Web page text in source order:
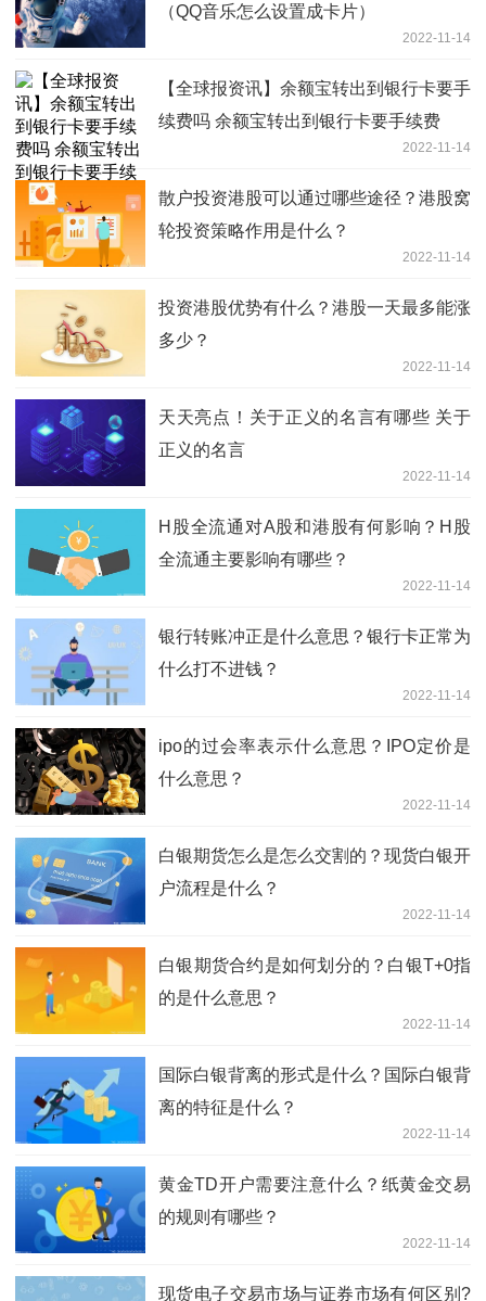
（QQ音乐怎么设置成卡片）
2022-11-14
【全球报资讯】余额宝转出到银行卡要手
续费吗 余额宝转出到银行卡要手续费
2022-11-14
散户投资港股可以通过哪些途径？港股窝
轮投资策略作用是什么？
2022-11-14
投资港股优势有什么？港股一天最多能涨
多少？
2022-11-14
天天亮点！关于正义的名言有哪些 关于
正义的名言
2022-11-14
H股全流通对A股和港股有何影响？H股
全流通主要影响有哪些？
2022-11-14
银行转账冲正是什么意思？银行卡正常为
什么打不进钱？
2022-11-14
ipo的过会率表示什么意思？IPO定价是
什么意思？
2022-11-14
白银期货怎么是怎么交割的？现货白银开
户流程是什么？
2022-11-14
白银期货合约是如何划分的？白银T+0指
的是什么意思？
2022-11-14
国际白银背离的形式是什么？国际白银背
离的特征是什么？
2022-11-14
黄金TD开户需要注意什么？纸黄金交易
的规则有哪些？
2022-11-14
现货电子交易市场与证券市场有何区别?